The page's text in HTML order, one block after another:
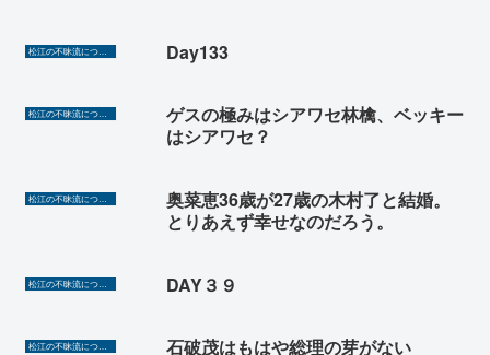
Day133
松江の不昧流について
ゲスの極みはシアワセ林檎、ベッキー
はシアワセ？
奥菜恵36歳が27歳の木村了と結婚。
とりあえず幸せなのだろう。
DAY３９
松江の不昧流について 石破茂はもはや総理の芽がない